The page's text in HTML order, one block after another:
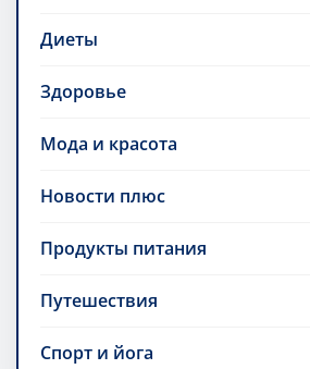
Диеты
Здоровье
Мода и красота
Новости плюс
Продукты питания
Путешествия
Спорт и йога